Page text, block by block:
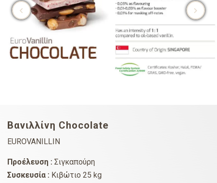
Βανιλλίνη Chocolate
EUROVANILLIN
Προέλευση : Σιγκαπούρη
Συσκευσία : Κιβώτιο 25 kg